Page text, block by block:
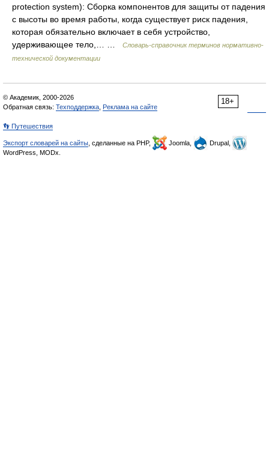
protection system): Сборка компонентов для защиты от падения
с высоты во время работы, когда существует риск падения,
которая обязательно включает в себя устройство,
удерживающее тело,… …
Словарь-справочник терминов нормативно-
технической документации
18+
© Академик, 2000-2026
Обратная связь: Техподдержка Реклама на сайте
👣 Путешествия
Экспорт словарей на сайты , сделанные на PHP, Joomla,
Drupal,
WordPress, MODx.